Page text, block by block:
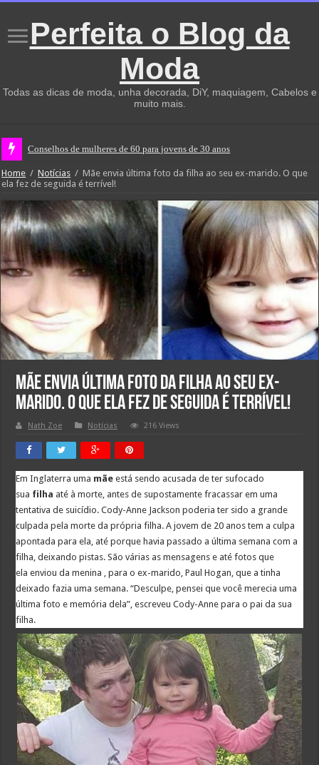
Perfeita o Blog da
Moda
Todas as dicas de moda, unha decorada, DiY, maquiagem, Cabelos e
muito mais.
Conselhos de mulheres de 60 para jovens de 30 anos
Home / Notícias / Mãe envia última foto da filha ao seu ex-marido. O que
ela fez de seguida é terrível!
Mãe envia última foto da filha ao seu ex-
marido. O que ela fez de seguida é terrível!
Nath Zoe Notícias 216 Views
Em Inglaterra uma mãe está sendo acusada de ter sufocado
sua filha até à morte, antes de supostamente fracassar em uma
tentativa de suicídio. Cody-Anne Jackson poderia ter sido a grande
culpada pela morte da própria filha. A jovem de 20 anos tem a culpa
apontada para ela, até porque havia passado a última semana com a
filha, deixando pistas. São várias as mensagens e até fotos que
ela enviou da menina , para o ex-marido, Paul Hogan, que a tinha
deixado fazia uma semana. “Desculpe, pensei que você merecia uma
última foto e memória dela”, escreveu Cody-Anne para o pai da sua
filha.